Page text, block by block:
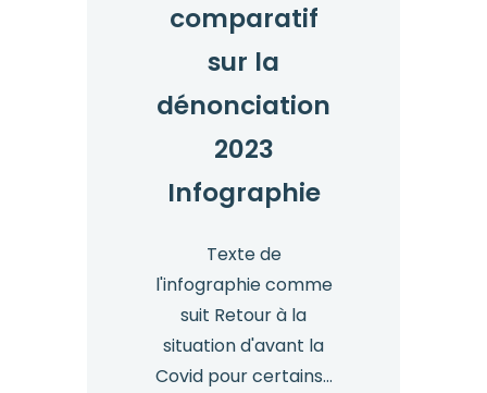
comparatif
sur la
dénonciation
2023
Infographie
Texte de
l'infographie comme
suit Retour à la
situation d'avant la
Covid pour certains...